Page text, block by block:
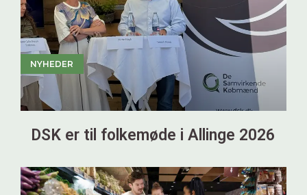
NYHEDER
DSK er til folkemøde i Allinge 2026